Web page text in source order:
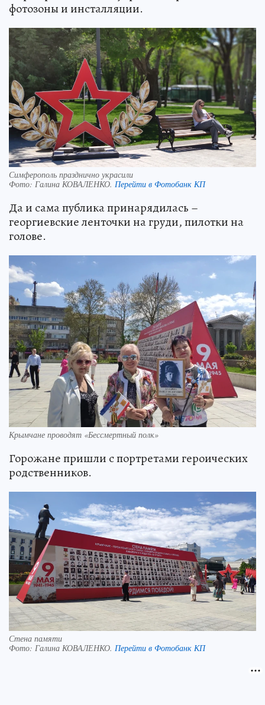
фотозоны и инсталляции.
Симферополь празднично украсили
Фото: Галина КОВАЛЕНКО. Перейти в Фотобанк КП
Да и сама публика принарядилась –
георгиевские ленточки на груди, пилотки на
голове.
Крымчане проводят «Бессмертный полк»
Горожане пришли с портретами героических
родственников.
Стена памяти
Фото: Галина КОВАЛЕНКО. Перейти в Фотобанк КП